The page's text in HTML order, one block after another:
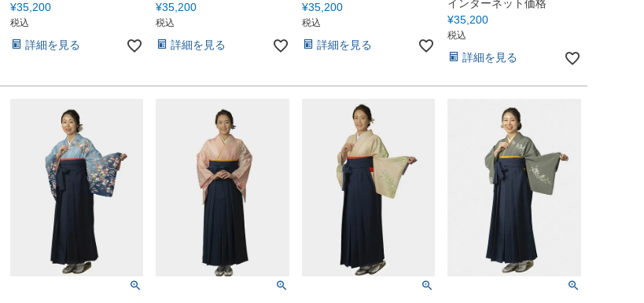
¥35,200
税込
詳細を見る
¥35,200
税込
詳細を見る
¥35,200
税込
詳細を見る
インターネット価格
¥35,200
税込
詳細を見る